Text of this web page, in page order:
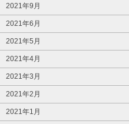
2021年9月
2021年6月
2021年5月
2021年4月
2021年3月
2021年2月
2021年1月